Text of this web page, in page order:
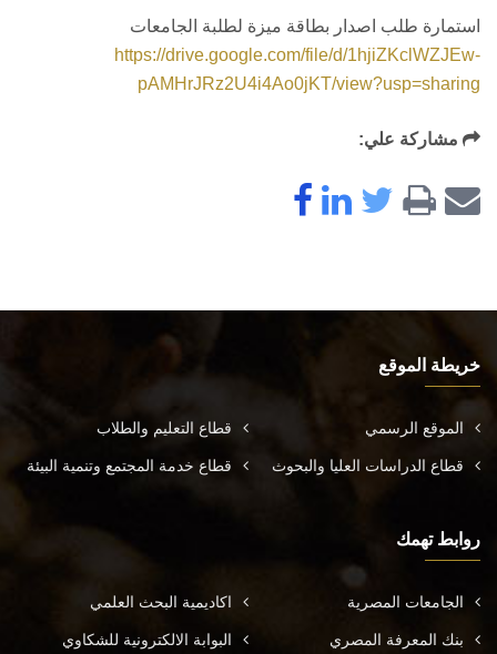
استمارة طلب اصدار بطاقة ميزة لطلبة الجامعات
https://drive.google.com/file/d/1hjiZKclWZJEw-
pAMHrJRz2U4i4Ao0jKT/view?usp=sharing
مشاركة علي:
خريطة الموقع
الموقع الرسمي قطاع التعليم والطلاب
قطاع الدراسات العليا والبحوث قطاع خدمة المجتمع وتنمية البيئة
روابط تهمك
الجامعات المصرية اكاديمية البحث العلمي
بنك المعرفة المصري البوابة الالكترونية للشكاوي